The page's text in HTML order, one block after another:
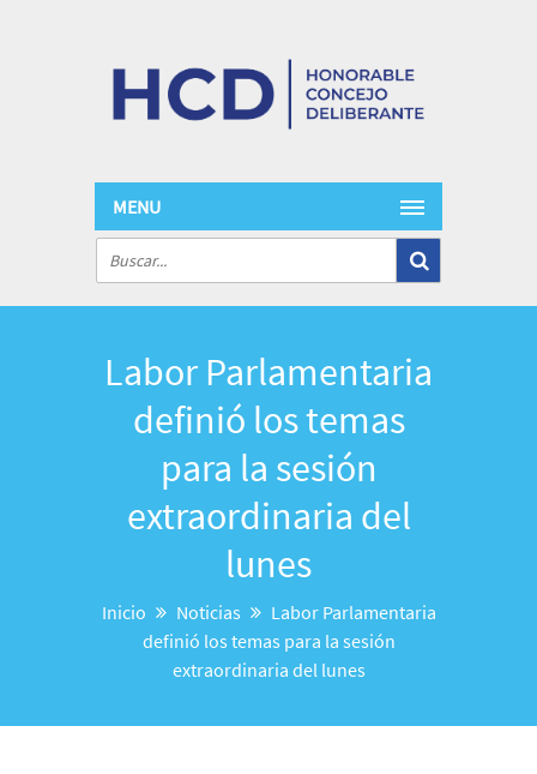
MENU
Labor Parlamentaria
definió los temas
para la sesión
extraordinaria del
lunes
Inicio Noticias
Labor Parlamentaria
definió los temas para la sesión
extraordinaria del lunes